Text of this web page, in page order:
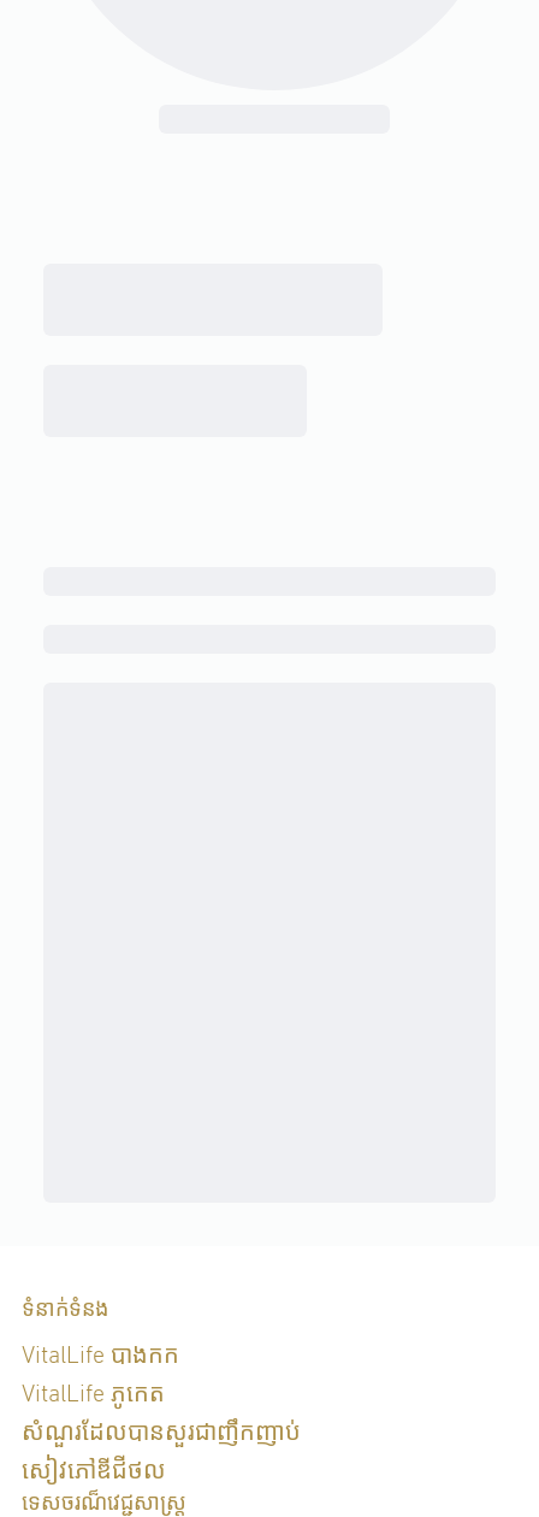
ទំនាក់ទំនង
VitalLife បាងកក
VitalLife ភូកេត
សំណួរដែលបានសួរជាញឹកញាប់
សៀវភៅឌីជីថល
ទេសចរណ៏វេជ្ជសាស្រ្ត